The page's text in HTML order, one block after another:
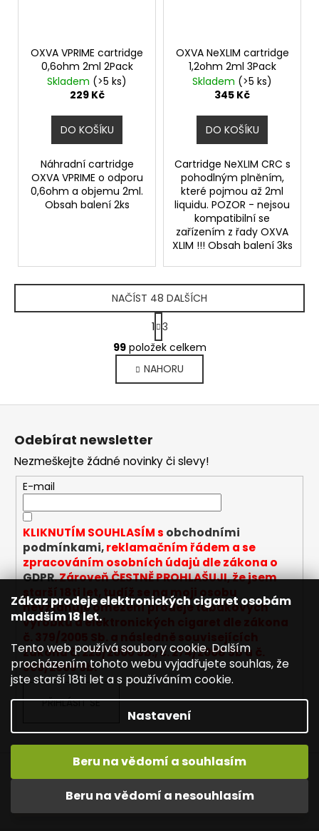
Zákaz prodeje elektronických cigaret osobám
mladším 18 let.
Tento web používá soubory cookie. Dalším
procházením tohoto webu vyjadřujete souhlas, že
jste starší 18ti let a s používáním cookie.
Nastavení
Beru na vědomí a nesouhlasím
Beru na vědomí a souhlasím
Vítejte na JOYETECH. DORUČENÍ ZDARMA zásilkovnou nad
OXVA VPRIME cartridge
0,6ohm 2ml 2Pack
Skladem (>5 ks)
229 Kč
DO KOŠÍKU
Náhradní cartridge
OXVA VPRIME o odporu
0,6ohm a objemu 2ml.
Obsah balení 2ks
OXVA NeXLIM cartridge
1,2ohm 2ml 3Pack
Skladem (>5 ks)
345 Kč
DO KOŠÍKU
Cartridge NeXLIM CRC s
pohodlným plněním,
které pojmou až 2ml
liquidu. POZOR - nejsou
kompatibilní se
zařízením z řady OXVA
XLIM !!! Obsah balení 3ks
O
v
l
á
d
p
r
v
k
y
v
ý
p
i
s
NAČÍST 48 DALŠÍCH
S
t
r
á
n
k
o
í
1 3
99položek celkem
NAHORU
Odebírat newsletter
Nezmeškejte žádné novinky či slevy!
E-mail
KLIKNUTÍM SOUHLASÍM s obchodními
podmínkami,reklamačním řádem a se
zpracováním osobních údajů dle zákona o
GDPR. Zároveň ČESTNĚ PROHLAŠUJI, že jsem
starší 18ti let, tudíž se na moji osobu
nevztahuje omezení prodeje tabákových
výrobků a elektronických cigaret dle zákona
zákonů č. 225/2006 Sb., č. 274/2008 Sb a č.
305/2009 Sb.
PŘIHLÁSIT SE
Napište nám Mapa serveru Reklamace
Dopravné / poštovné Kontakty Obchodní podmínky